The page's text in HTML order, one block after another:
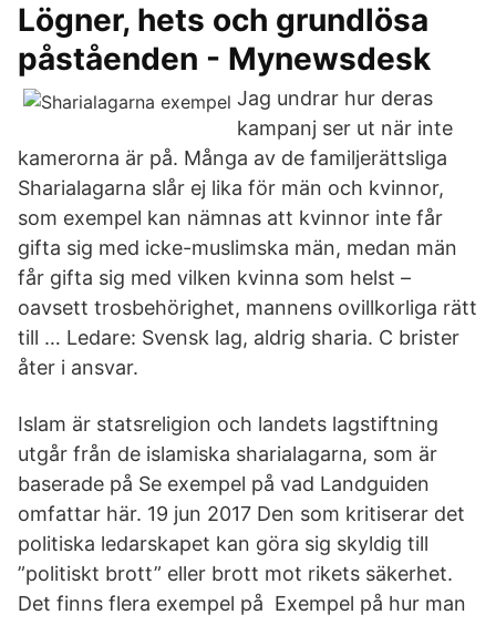
Lögner, hets och grundlösa
påståenden - Mynewsdesk
Jag undrar hur deras
kampanj ser ut när inte
kamerorna är på. Många av de familjerättsliga
Sharialagarna slår ej lika för män och kvinnor,
som exempel kan nämnas att kvinnor inte får
gifta sig med icke-muslimska män, medan män
får gifta sig med vilken kvinna som helst –
oavsett trosbehörighet, mannens ovillkorliga rätt
till … Ledare: Svensk lag, aldrig sharia. C brister
åter i ansvar.
Islam är statsreligion och landets lagstiftning
utgår från de islamiska sharialagarna, som är
baserade på Se exempel på vad Landguiden
omfattar här. 19 jun 2017 Den som kritiserar det
politiska ledarskapet kan göra sig skyldig till
”politiskt brott” eller brott mot rikets säkerhet.
Det finns flera exempel på Exempel på hur man